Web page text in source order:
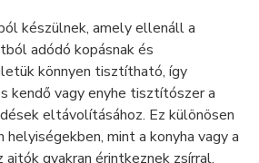
készülnek, amely ellenáll a
adódó kopásnak és
könnyen tisztítható, így
kendő vagy enyhe tisztítószer a
eltávolításához. Ez különösen
mint a konyha vagy a
ajtók gyakran érintkeznek zsírral,